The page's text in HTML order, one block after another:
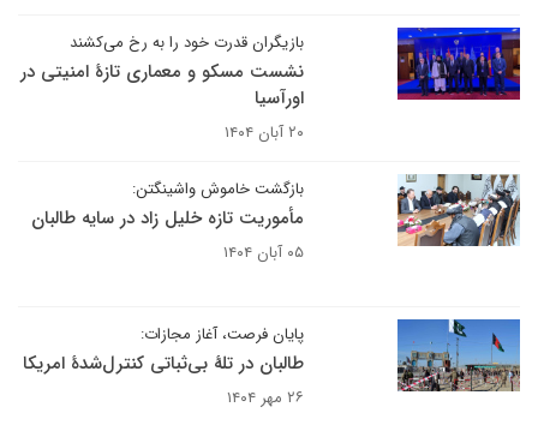
بازیگران قدرت خود را به رخ می‌کشند
نشست مسکو و معماری تازهٔ امنیتی در
اورآسیا
۲۰ آبان ۱۴۰۴
بازگشت خاموش واشینگتن:
مأموریت تازه خلیل زاد در سایه طالبان
۰۵ آبان ۱۴۰۴
پایان فرصت، آغاز مجازات:
طالبان در تلهٔ بی‌ثباتی کنترل‌شدهٔ امریکا
۲۶ مهر ۱۴۰۴